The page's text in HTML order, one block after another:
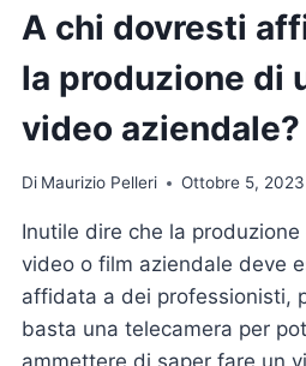
A chi dovresti
la produzione di
video aziendale?
Di Maurizio Pelleri Ottobre 5, 2023
Inutile dire che la produzione
video o film aziendale deve
affidata a dei professionisti,
basta una telecamera per